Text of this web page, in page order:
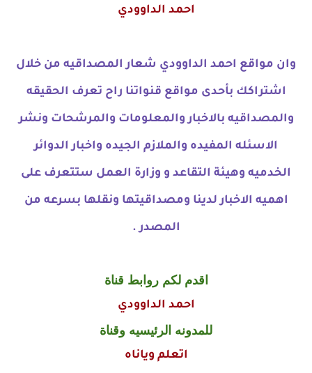
احمد الداوودي
وان مواقع احمد الداوودي شعار المصداقيه من خلال
اشتراكك بأحدى مواقع قنواتنا راح تعرف الحقيقه
والمصداقيه بالاخبار والمعلومات والمرشحات ونشر
الاسئله المفيده والملازم الجيده واخبار الدوائر
الخدميه وهيئة التقاعد و وزارة العمل ستتعرف على
اهميه الاخبار لدينا ومصداقيتها ونقلها بسرعه من
المصدر .
اقدم لكم روابط قناة
احمد الداوودي
للمدونه الرئيسيه وقناة
اتعلم وياناه